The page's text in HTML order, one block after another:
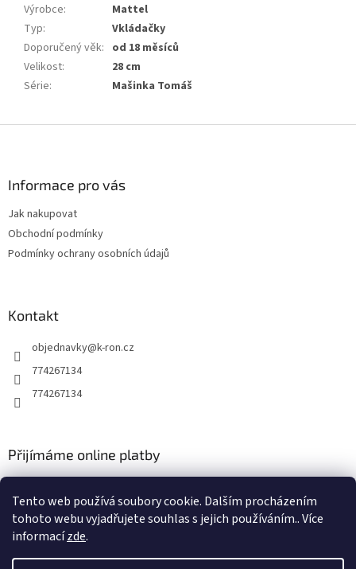
Tento web používá soubory cookie. Dalším procházením
tohoto webu vyjadřujete souhlas s jejich používáním.. Více
informacízde.
Výrobce:
Mattel
Typ:
Vkládačky
Doporučený věk: od 18 měsíců
Velikost:
28 cm
Série: Mašinka Tomáš
Informace pro vás
Jak nakupovat
Obchodní podmínky
Podmínky ochrany osobních údajů
Kontakt
objednavky@k-ron.cz
774267134
774267134
Přijímáme online platby